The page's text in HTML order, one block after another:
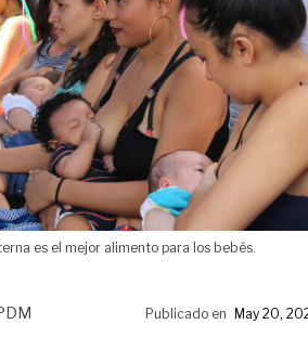
es el mejor alimento para los bebés.
Publicado en May 20,